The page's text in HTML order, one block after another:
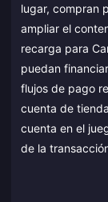
lugar, compran
ampliar el
recarga para
puedan
flujos de pago
cuenta de
cuenta en el
de la